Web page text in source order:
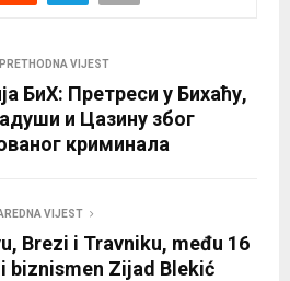
PRETHODNA VIJEST
БиХ: Претреси у Бихаћу,
и Цазину због
криминала
VIJEST
Brezi i Travniku, među 16
biznismen Zijad Blekić